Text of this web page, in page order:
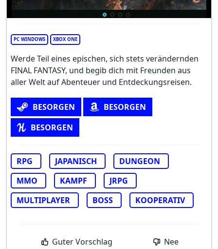
PC WINDOWS XBOX ONE
Werde Teil eines epischen, sich stets verändernden
FINAL FANTASY, und begib dich mit Freunden aus
aller Welt auf Abenteuer und Entdeckungsreisen.
BESORGEN
BESORGEN
BESORGEN
RPG JAPANISCH
DUNGEON
MMO
KAMPF
JRPG
MULTIPLAYER
BOSS KOOPERATIV
Guter Vorschlag Nee